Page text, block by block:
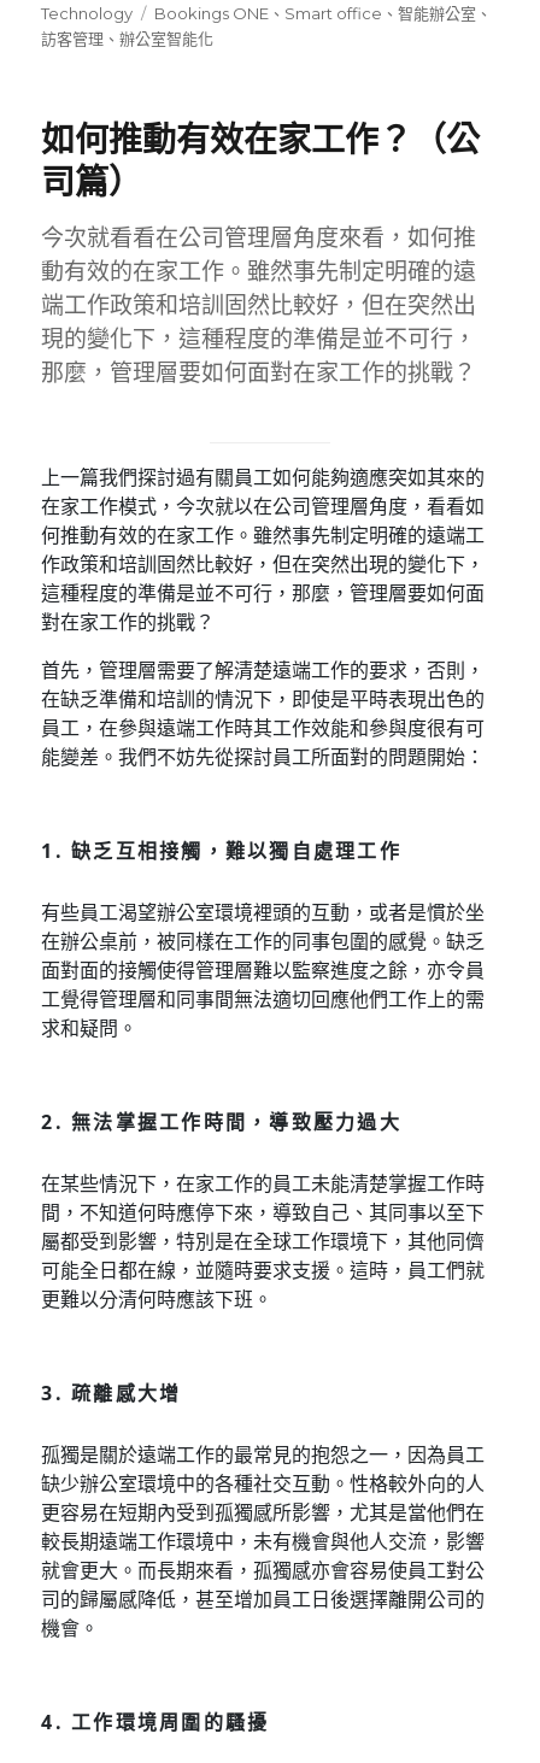
佈
日
類
Technology
標
籤
Bookings ONE 、 Smart office 、智能辦公室 、
訪客管理 、辦公室智能化
如何推動有效在家工作？（公
司篇）
今次就看看在公司管理層角度來看，如何推
動有效的在家工作。雖然事先制定明確的遠
端工作政策和培訓固然比較好，但在突然出
現的變化下，這種程度的準備是並不可行，
那麼，管理層要如何面對在家工作的挑戰？
上一篇我們探討過有關員工如何能夠適應突如其來的
在家工作模式，今次就以在公司管理層角度，看看如
何推動有效的在家工作。雖然事先制定明確的遠端工
作政策和培訓固然比較好，但在突然出現的變化下，
這種程度的準備是並不可行，那麼，管理層要如何面
對在家工作的挑戰？
首先，管理層需要了解清楚遠端工作的要求，否則，
在缺乏準備和培訓的情況下，即使是平時表現出色的
員工，在參與遠端工作時其工作效能和參與度很有可
能變差。我們不妨先從探討員工所面對的問題開始：
1. 缺乏互相接觸，難以獨自處理工作
有些員工渴望辦公室環境裡頭的互動，或者是慣於坐
在辦公桌前，被同樣在工作的同事包圍的感覺。缺乏
面對面的接觸使得管理層難以監察進度之餘，亦令員
工覺得管理層和同事間無法適切回應他們工作上的需
求和疑問。
2. 無法掌握工作時間，導致壓力過大
在某些情況下，在家工作的員工未能清楚掌握工作時
間，不知道何時應停下來，導致自己、其同事以至下
屬都受到影響，特別是在全球工作環境下，其他同儕
可能全日都在線，並隨時要求支援。這時，員工們就
更難以分清何時應該下班。
3.疏離感大增
孤獨是關於遠端工作的最常見的抱怨之一，因為員工
缺少辦公室環境中的各種社交互動。性格較外向的人
更容易在短期內受到孤獨感所影響，尤其是當他們在
較長期遠端工作環境中，未有機會與他人交流，影響
就會更大。而長期來看，孤獨感亦會容易使員工對公
司的歸屬感降低，甚至增加員工日後選擇離開公司的
機會。
4. 工作環境周圍的騷擾